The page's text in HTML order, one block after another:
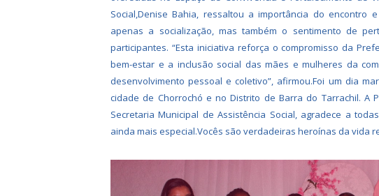
Social,Denise Bahia, ressaltou a importância do encontro
apenas a socialização, mas também o sentimento de
participantes. “Esta iniciativa reforça o compromisso da
bem-estar e a inclusão social das mães e mulheres da
desenvolvimento pessoal e coletivo”, afirmou.Foi um dia
cidade de Chorrochó e no Distrito de Barra do Tarrachil. A
Secretaria Municipal de Assistência Social, agradece a
ainda mais especial.Vocês são verdadeiras heroínas da vida